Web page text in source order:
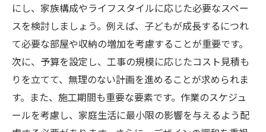
にし、家族構成やライフスタイルに応じた必要なスペー
スを検討しましょう。例えば、子どもが成長するにつれ
て必要な部屋や収納の増加を考慮することが重要です。
次に、予算を設定し、工事の規模に応じたコスト見積も
りを立てて、無理のない計画を進めることが求められま
す。また、施工期間も重要な要素です。作業のスケジュ
ールを考慮し、家庭生活に最小限の影響を与えるよう配